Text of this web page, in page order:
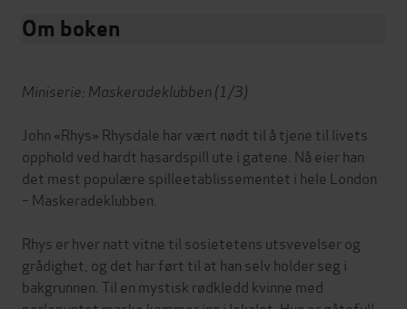
Om boken
Miniserie: Maskeradeklubben (1/3)
John «Rhys» Rhysdale har vært nødt til å tjene til livets
opphold ved hardt hasardspill ute i gatene. Nå eier han
det mest populære spilleetablissementet i hele London
– Maskeradeklubben.
Rhys er hver natt vitne til sosietetens utsvevelser og
grådighet, og det har ført til at han selv holder seg i
bakgrunnen. Til en mystisk rødkledd kvinne med